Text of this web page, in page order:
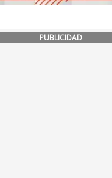
PUBLICIDAD